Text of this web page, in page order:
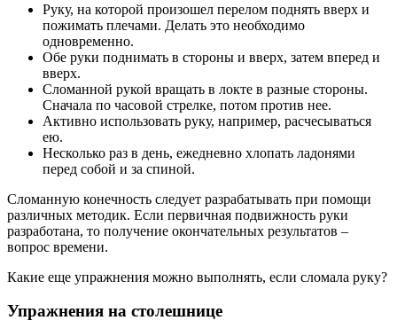
Руку, на которой произошел перелом поднять вверх и
пожимать плечами. Делать это необходимо
одновременно.
Обе руки поднимать в стороны и вверх, затем вперед и
вверх.
Сломанной рукой вращать в локте в разные стороны.
Сначала по часовой стрелке, потом против нее.
Активно использовать руку, например, расчесываться
ею.
Несколько раз в день, ежедневно хлопать ладонями
перед собой и за спиной.
Сломанную конечность следует разрабатывать при помощи
различных методик. Если первичная подвижность руки
разработана, то получение окончательных результатов –
вопрос времени.
Какие еще упражнения можно выполнять, если сломала руку?
Упражнения на столешнице